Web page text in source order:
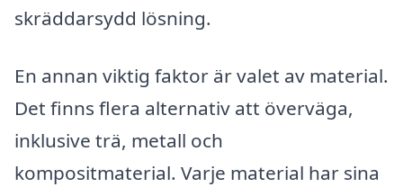
skräddarsydd lösning.
En annan viktig faktor är valet av material.
Det finns flera alternativ att överväga,
inklusive trä, metall och
kompositmaterial. Varje material har sina